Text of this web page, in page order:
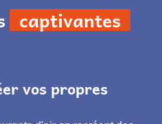
captivantes
vos propres